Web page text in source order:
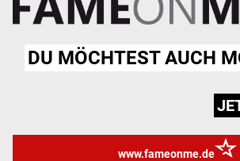
DU MÖCHTEST AUCH
www.fameonme.de